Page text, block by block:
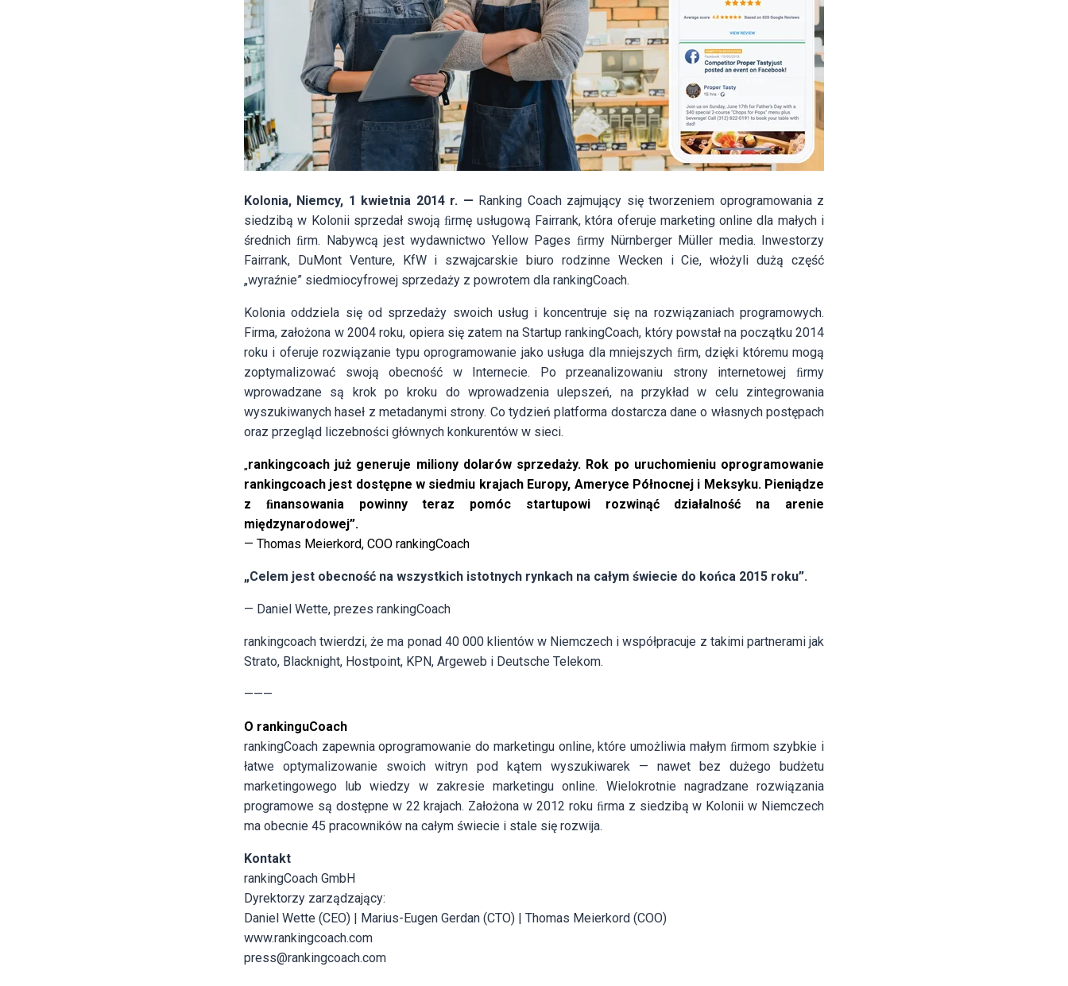
Kolonia, Niemcy, 1 kwietnia 2014 r. — Ranking Coach zajmujący się tworzeniem oprogramowania z
siedzibą w Kolonii sprzedał swoją ﬁrmę usługową Fairrank, która oferuje marketing online dla małych i
średnich ﬁrm. Nabywcą jest wydawnictwo Yellow Pages ﬁrmy Nürnberger Müller media. Inwestorzy
Fairrank, DuMont Venture, KfW i szwajcarskie biuro rodzinne Wecken i Cie, włożyli dużą część
„wyraźnie” siedmiocyfrowej sprzedaży z powrotem dla rankingCoach.
Kolonia oddziela się od sprzedaży swoich usług i koncentruje się na rozwiązaniach programowych.
Firma, założona w 2004 roku, opiera się zatem na Startup rankingCoach, który powstał na początku 2014
roku i oferuje rozwiązanie typu oprogramowanie jako usługa dla mniejszych ﬁrm, dzięki któremu mogą
zoptymalizować swoją obecność w Internecie. Po przeanalizowaniu strony internetowej ﬁrmy
wprowadzane są krok po kroku do wprowadzenia ulepszeń, na przykład w celu zintegrowania
wyszukiwanych haseł z metadanymi strony. Co tydzień platforma dostarcza dane o własnych postępach
oraz przegląd liczebności głównych konkurentów w sieci.
rankingcoach już generuje miliony dolarów sprzedaży. Rok po uruchomieniu oprogramowanie
rankingcoach jest dostępne w siedmiu krajach Europy, Ameryce Północnej i Meksyku. Pieniądze
z ﬁnansowania powinny teraz pomóc startupowi rozwinąć działalność na arenie
międzynarodowej”.
— Thomas Meierkord, COO rankingCoach
„Celem jest obecność na wszystkich istotnych rynkach na całym świecie do końca 2015 roku”.
— Daniel Wette, prezes rankingCoach
rankingcoach twierdzi, że ma ponad 40 000 klientów w Niemczech i współpracuje z takimi partnerami jak
Strato, Blacknight, Hostpoint, KPN, Argeweb i Deutsche Telekom.
———
O rankinguCoach
rankingCoach zapewnia oprogramowanie do marketingu online, które umożliwia małym ﬁrmom szybkie i
łatwe optymalizowanie swoich witryn pod kątem wyszukiwarek — nawet bez dużego budżetu
marketingowego lub wiedzy w zakresie marketingu online. Wielokrotnie nagradzane rozwiązania
programowe są dostępne w 22 krajach. Założona w 2012 roku ﬁrma z siedzibą w Kolonii w Niemczech
ma obecnie 45 pracowników na całym świecie i stale się rozwija.
Kontakt
rankingCoach GmbH
Dyrektorzy zarządzający:
Daniel Wette (CEO) | Marius-Eugen Gerdan (CTO) | Thomas Meierkord (COO)
www.rankingcoach.com
press@rankingcoach.com